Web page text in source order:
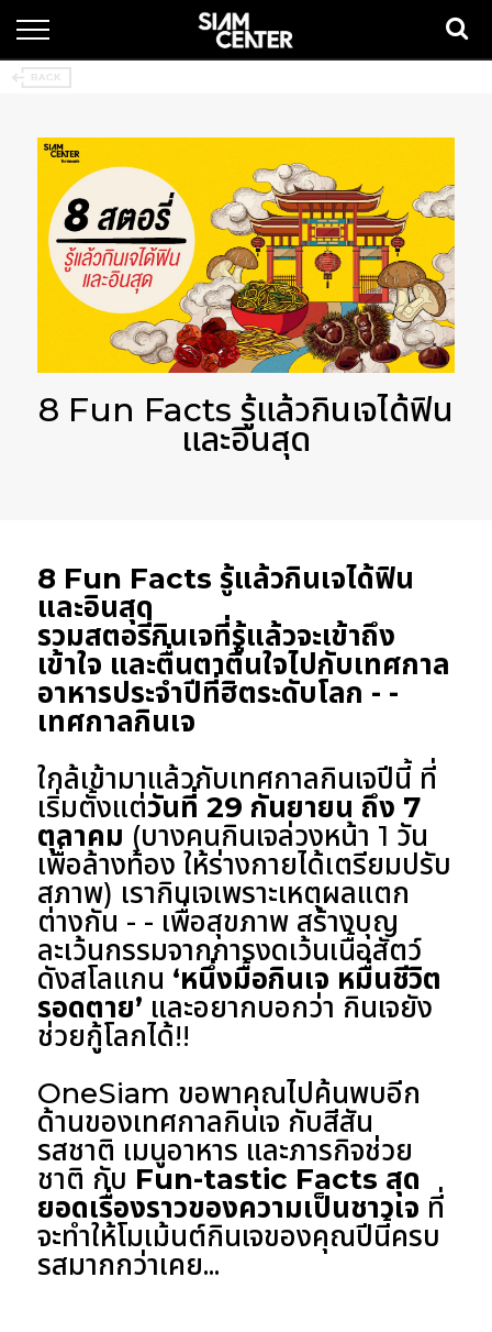
8 Fun Facts รู้แล้วกินเจได้ฟิน
และอินสุด
8 Fun Facts รู้แล้วกินเจได้ฟิน
และอินสุด
รวมสตอรี่กินเจที่รู้แล้วจะเข้าถึง
เข้าใจ และตื่นตาตื่นใจไปกับเทศกาล
อาหารประจำปีที่ฮิตระดับโลก - -
เทศกาลกินเจ
ใกล้เข้ามาแล้วกับเทศกาลกินเจปีนี้ ที่
เริ่มตั้งแต่วันที่ 29 กันยายน ถึง 7
ตุลาคม (บางคนกินเจล่วงหน้า 1 วัน
เพื่อล้างท้อง ให้ร่างกายได้เตรียมปรับ
สภาพ) เรากินเจเพราะเหตุผลแตก
ต่างกัน - - เพื่อสุขภาพ สร้างบุญ
ละเว้นกรรมจากการงดเว้นเนื้อสัตว์
ดังสโลแกน ‘หนึ่งมื้อกินเจ หมื่นชีวิต
รอดตาย’ และอยากบอกว่า กินเจยัง
ช่วยกู้โลกได้!!
OneSiam ขอพาคุณไปค้นพบอีก
ด้านของเทศกาลกินเจ กับสีสัน
รสชาติ เมนูอาหาร และภารกิจช่วย
ชาติ กับ Fun-tastic Facts สุด
ยอดเรื่องราวของความเป็นชาวเจ ที่
จะทำให้โมเม้นต์กินเจของคุณปีนี้ครบ
รสมากกว่าเคย...